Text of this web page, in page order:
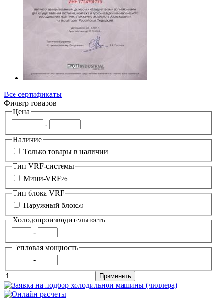
Все сертификаты
Фильтр товаров
Цена
-
Наличие
Только товары в наличии
Тип VRF-системы
Мини-VRF26
Тип блока VRF
Наружный блок59
Холодопроизводительность
-
Тепловая мощность
-